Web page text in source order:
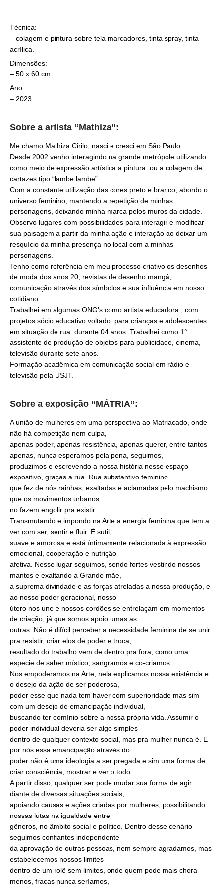
Técnica:
– colagem e pintura sobre tela marcadores, tinta spray, tinta
acrílica.
Dimensões:
– 50 x 60 cm
Ano:
– 2023
Sobre a artista “Mathiza”:
Me chamo Mathiza Cirilo, nasci e cresci em São Paulo.
Desde 2002 venho interagindo na grande metrópole utilizando
como meio de expressão artística a pintura ou a colagem de
cartazes tipo “lambe lambe”.
Com a constante utilização das cores preto e branco, abordo o
universo feminino, mantendo a repetição de minhas
personagens, deixando minha marca pelos muros da cidade.
Observo lugares com possibilidades para interagir e modificar
sua paisagem a partir da minha ação e interação ao deixar um
resquício da minha presença no local com a minhas
personagens.
Tenho como referência em meu processo criativo os desenhos
de moda dos anos 20, revistas de desenho mangá,
comunicação através dos símbolos e sua influência em nosso
cotidiano.
Trabalhei em algumas ONG’s como artista educadora , com
projetos sócio educativo voltado para crianças e adolescentes
em situação de rua durante 04 anos. Trabalhei como 1°
assistente de produção de objetos para publicidade, cinema,
televisão durante sete anos.
Formação acadêmica em comunicação social em rádio e
televisão pela USJT.
Sobre a exposição “MÁTRIA”:
A união de mulheres em uma perspectiva ao Matriacado, onde
não há competição nem culpa,
apenas poder, apenas resistência, apenas querer, entre tantos
apenas, nunca esperamos pela pena, seguimos,
produzimos e escrevendo a nossa história nesse espaço
expositivo, graças a rua. Rua substantivo feminino
que fez de nós rainhas, exaltadas e aclamadas pelo machismo
que os movimentos urbanos
no fazem engolir pra existir.
Transmutando e impondo na Arte a energia feminina que tem a
ver com ser, sentir e fluir. É sutil,
suave e amorosa e está íntimamente relacionada à expressão
emocional, cooperação e nutrição
afetiva. Nesse lugar seguimos, sendo fortes vestindo nossos
mantos e exaltando a Grande mãe,
a suprema divindade e as forças atreladas a nossa produção, e
ao nosso poder geracional, nosso
útero nos une e nossos cordões se entrelaçam em momentos
de criação, já que somos apoio umas as
outras. Não é difícil perceber a necessidade feminina de se unir
pra resistir, criar elos de poder e troca,
resultado do trabalho vem de dentro pra fora, como uma
especie de saber místico, sangramos e co-criamos.
Nos empoderamos na Arte, nela explicamos nossa existência e
o desejo da ação de ser poderosa,
poder esse que nada tem haver com superioridade mas sim
com um desejo de emancipação individual,
buscando ter domínio sobre a nossa própria vida. Assumir o
poder individual deveria ser algo simples
dentro de qualquer contexto social, mas pra mulher nunca é. E
por nós essa emancipação através do
poder não é uma ideologia a ser pregada e sim uma forma de
criar consciência, mostrar e ver o todo.
A partir disso, qualquer ser pode mudar sua forma de agir
diante de diversas situações sociais,
apoiando causas e ações criadas por mulheres, possibilitando
nossas lutas na igualdade entre
gêneros, no âmbito social e político. Dentro desse cenário
seguimos confiantes independente
da aprovação de outras pessoas, nem sempre agradamos, mas
estabelecemos nossos limites
dentro de um rolê sem limites, onde quem pode mais chora
menos, fracas nunca seríamos,